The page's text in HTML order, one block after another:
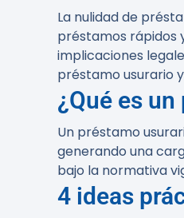
La nulidad de
préstamos rápidos
implicaciones
préstamo usurario
¿Qué es
Un préstamo
generando una
bajo la normativa
4 ideas